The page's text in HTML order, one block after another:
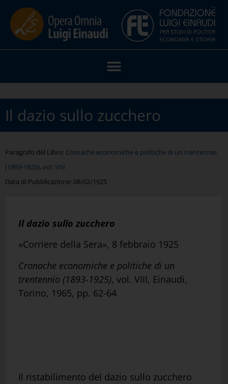
Il dazio sullo zucchero
Paragrafo del Libro: Cronache economiche e politiche di un trentennio
(1893-1925), vol. VIII
Data di Pubblicazione: 08/02/1925
Il dazio sullo zucchero
«Corriere della Sera», 8 febbraio 1925
Cronache economiche e politiche di un
trentennio (1893-1925), vol. VIII, Einaudi,
Torino, 1965, pp. 62-64
Il ristabilimento del dazio sullo zucchero